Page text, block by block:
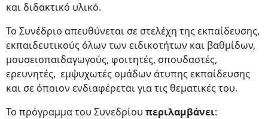
και διδακτικό υλικό.
Το Συνέδριο απευθύνεται σε στελέχη της εκπαίδευσης,
εκπαιδευτικούς όλων των ειδικοτήτων και βαθμίδων,
μουσειοπαιδαγωγούς, φοιτητές, σπουδαστές,
ερευνητές, εμψυχωτές ομάδων άτυπης εκπαίδευσης
και σε όποιον ενδιαφέρεται για τις θεματικές του.
Το πρόγραμμα του Συνεδρίου περιλαμβάνει: